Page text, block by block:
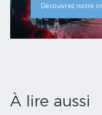
Découvrez notre
À lire aussi